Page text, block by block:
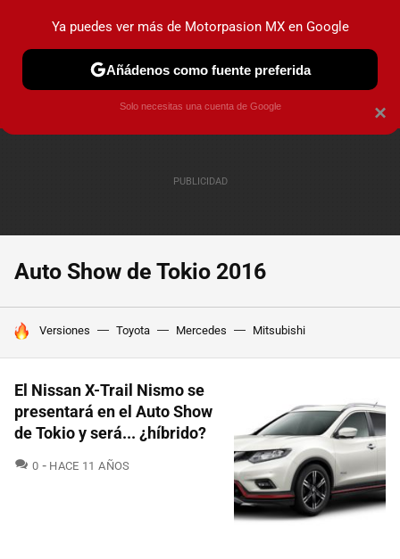
PRUEBAS INDUSTRIA HOY NO CIRCULA
Auto Show de Tokio 2016
HOY SE HABLA DE
Versiones Toyota Mercedes Mitsubishi
El Nissan X-Trail Nismo se
presentará en el Auto Show
de Tokio y será... ¿híbrido?
0 COMENTARIOS
HACE 11 AÑOS
×
Ya puedes ver más de Motorpasion MX en Google
Añádenos como fuente preferida
Solo necesitas una cuenta de Google